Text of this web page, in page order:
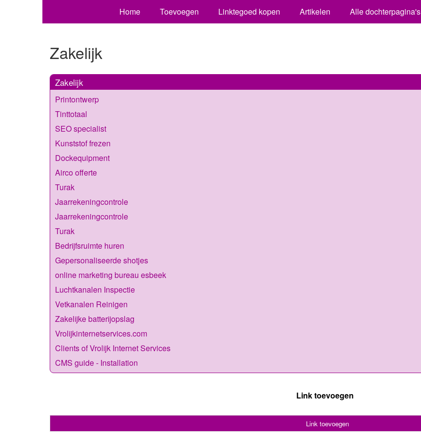
Home Toevoegen Linktegoed kopen Artikelen Alle dochterpagina's
Zakelijk
Zakelijk
Printontwerp
Tinttotaal
SEO specialist
Kunststof frezen
Dockequipment
Airco offerte
Turak
Jaarrekeningcontrole
Jaarrekeningcontrole
Turak
Bedrijfsruimte huren
Gepersonaliseerde shotjes
online marketing bureau esbeek
Luchtkanalen Inspectie
Vetkanalen Reinigen
Zakelijke batterijopslag
Vrolijkinternetservices.com
Clients of Vrolijk Internet Services
CMS guide - Installation
Link toevoegen
Link toevoegen